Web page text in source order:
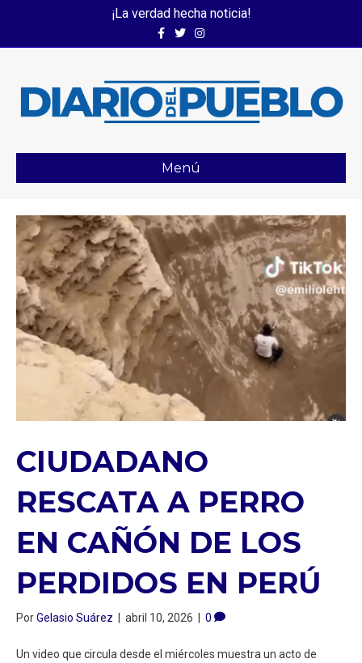
¡La verdad hecha noticia!
FacebookTwitterInstagram
Menú
CIUDADANO
RESCATA A PERRO
EN CAÑÓN DE LOS
PERDIDOS EN PERÚ
PorGelasio Suárez abril 10, 2026 0
Un video que circula desde el miércoles muestra un acto de